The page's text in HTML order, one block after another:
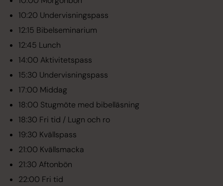
10:20 Undervisningspass
12:15 Bibelseminarium
12:45 Lunch
14:00 Aktivitetspass
15:30 Undervisningspass
17:00 Middag
18:00 Stugmöte med bibelläsning
18:30 Fri tid / Lugn och ro
19:30 Kvällspass
21:00 Kvällsmacka
21:30 Aftonbön
22:00 Fri tid